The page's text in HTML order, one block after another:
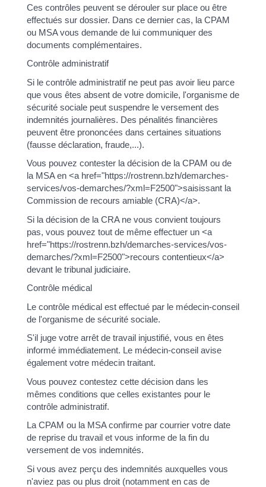
Ces contrôles peuvent se dérouler sur place ou être
effectués sur dossier. Dans ce dernier cas, la CPAM
ou MSA vous demande de lui communiquer des
documents complémentaires.
Contrôle administratif
Si le contrôle administratif ne peut pas avoir lieu parce
que vous êtes absent de votre domicile, l'organisme de
sécurité sociale peut suspendre le versement des
indemnités journalières. Des pénalités financières
peuvent être prononcées dans certaines situations
(fausse déclaration, fraude,...).
Vous pouvez contester la décision de la CPAM ou de
la MSA en <a href="https://rostrenn.bzh/demarches-
services/vos-demarches/?xml=F2500">saisissant la
Commission de recours amiable (CRA)</a>.
Si la décision de la CRA ne vous convient toujours
pas, vous pouvez tout de même effectuer un <a
href="https://rostrenn.bzh/demarches-services/vos-
demarches/?xml=F2500">recours contentieux</a>
devant le tribunal judiciaire.
Contrôle médical
Le contrôle médical est effectué par le médecin-conseil
de l'organisme de sécurité sociale.
S'il juge votre arrêt de travail injustifié, vous en êtes
informé immédiatement. Le médecin-conseil avise
également votre médecin traitant.
Vous pouvez contestez cette décision dans les
mêmes conditions que celles existantes pour le
contrôle administratif.
La CPAM ou la MSA confirme par courrier votre date
de reprise du travail et vous informe de la fin du
versement de vos indemnités.
Si vous avez perçu des indemnités auxquelles vous
n'aviez pas ou plus droit (notamment en cas de